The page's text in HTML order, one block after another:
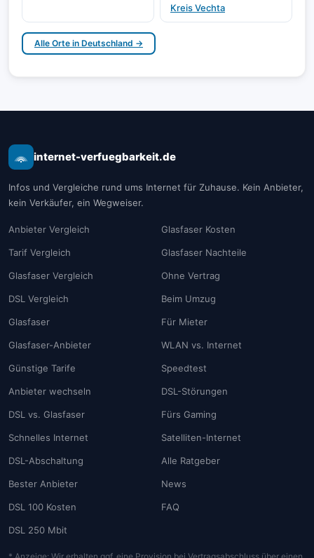
Kreis Vechta
Alle Orte in Deutschland →
internet-verfuegbarkeit.de
Infos und Vergleiche rund ums Internet für Zuhause. Kein Anbieter,
kein Verkäufer, ein Wegweiser.
Anbieter Vergleich
Tarif Vergleich
Glasfaser Vergleich
DSL Vergleich
Glasfaser
Glasfaser-Anbieter
Günstige Tarife
Anbieter wechseln
DSL vs. Glasfaser
Schnelles Internet
DSL-Abschaltung
Bester Anbieter
DSL 100 Kosten
DSL 250 Mbit
Glasfaser Kosten
Glasfaser Nachteile
Ohne Vertrag
Beim Umzug
Für Mieter
WLAN vs. Internet
Speedtest
DSL-Störungen
Fürs Gaming
Satelliten-Internet
Alle Ratgeber
News
FAQ